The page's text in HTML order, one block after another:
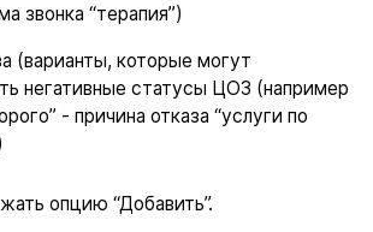
звонка “терапия”)
(варианты, которые могут
негативные статусы ЦОЗ (например
- причина отказа “услуги по
опцию “Добавить”.